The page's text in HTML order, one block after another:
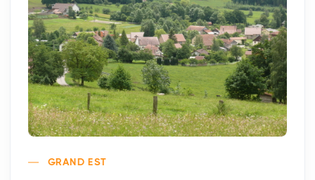
GRAND EST